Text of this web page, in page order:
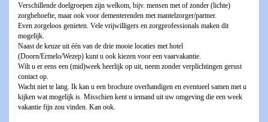
Verschillende doelgroepen zijn welkom, bijv. mensen met of zonder (lichte)
zorgbehoefte, maar ook voor dementerenden met mantelzorger/partner.
Even zorgeloos genieten. Vele vrijwilligers en zorgprofessionals maken dit
mogelijk.
Naast de keuze uit één van de drie mooie locaties met hotel
(Doorn/Ermelo/Wezep) kunt u ook kiezen voor een vaarvakantie.
Wilt u er eens een (mid)week heerlijk op uit, neem zonder verplichtingen gerust
contact op.
Wacht niet te lang. Ik kan u een brochure overhandigen en eventueel samen met u
kijken wat mogelijk is. Misschien kent u iemand uit uw omgeving die een week
vakantie fijn zou vinden. Kan ook.